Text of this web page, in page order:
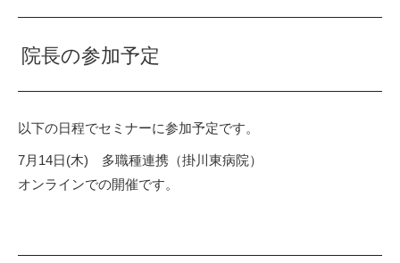
院長の参加予定
以下の日程でセミナーに参加予定です。
7月14日(木) 多職種連携（掛川東病院）
オンラインでの開催です。